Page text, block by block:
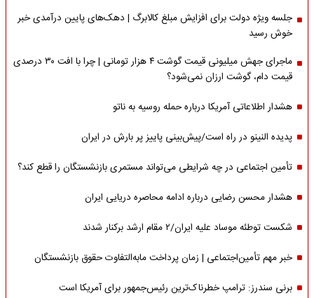
جلسه ویژه دولت برای افزایش مبلغ کالابرگ | دهک‌های پایین درآمدی خبر
خوش رسید
ماجرای جهش میلیونی قیمت گوشت ۴ هزار تومانی | چرا با افت ۳۰ درصدی
قیمت دام، گوشت ارزان نمی‌شود؟
هشدار اطلاعاتی آمریکا درباره حمله روسیه به ناتو
پدیده النینو در راه است/پیش‌بینی پاییز پر بارش در ایران
تأمین اجتماعی در چه شرایطی می‌تواند مستمری بازنشستگان را قطع کند؟
هشدار محسن رضایی درباره ادامه محاصره دریایی ایران
شکست توطئه موساد علیه ایران/۲ مقام‌ ارشد برکنار شدند
خبر مهم تأمین‌اجتماعی | زمان پرداخت مابه‌التفاوت حقوق بازنشستگان
برنی سندرز: ترامپ خطرناک‌ترین رئیس‌جمهور برای آمریکا است